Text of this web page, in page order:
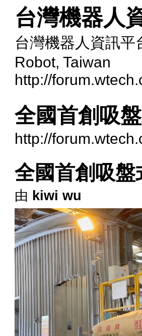
台灣機器人
台灣機器人資訊平
Robot, Taiwan
http://
全國首創吸
http://
全國首創吸
由 kiwi wu